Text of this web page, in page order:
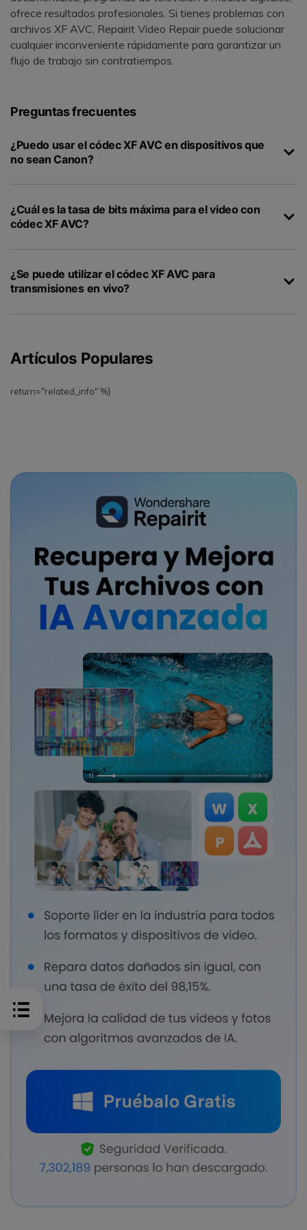
ofrece resultados profesionales. Si tienes problemas con
archivos XF AVC, Repairit Video Repair puede solucionar
cualquier inconveniente rápidamente para garantizar un
flujo de trabajo sin contratiempos.
Preguntas frecuentes
¿Puedo usar el códec XF AVC en dispositivos que
no sean Canon?
¿Cuál es la tasa de bits máxima para el video con
códec XF AVC?
¿Se puede utilizar el códec XF AVC para
transmisiones en vivo?
Artículos Populares
return="related_info" %}